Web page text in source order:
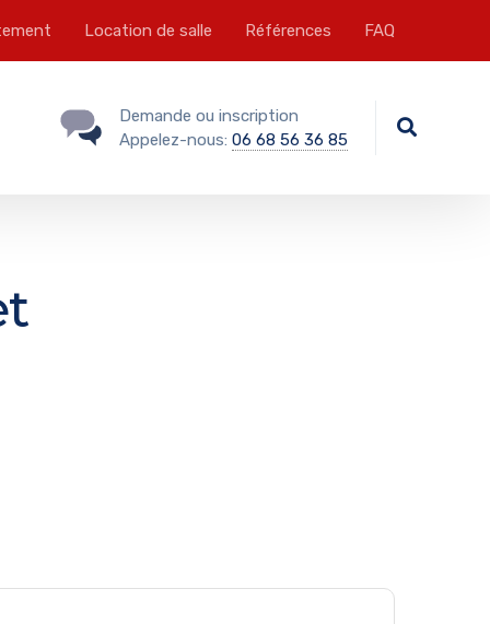
Location de salle Références FAQ
Demande ou inscription
Appelez-nous: 06 68 56 36 85